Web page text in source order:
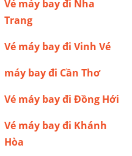
Vé máy bay đi Nha
Trang
Vé máy bay đi Vinh Vé
máy bay đi Cần Thơ
Vé máy bay đi Đồng Hới
Vé máy bay đi Khánh
Hòa